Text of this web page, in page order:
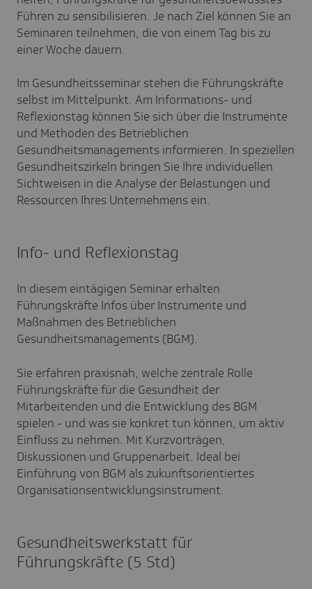
Führen zu sensibilisieren. Je nach Ziel können Sie an
Seminaren teilnehmen, die von einem Tag bis zu
einer Woche dauern.
Im Gesundheitsseminar stehen die Führungskräfte
selbst im Mittelpunkt. Am Informations- und
Reflexionstag können Sie sich über die Instrumente
und Methoden des Betrieblichen
Gesundheitsmanagements informieren. In speziellen
Gesundheitszirkeln bringen Sie Ihre individuellen
Sichtweisen in die Analyse der Belastungen und
Ressourcen Ihres Unternehmens ein.
Info- und Reflexionstag
In diesem eintägigen Seminar erhalten
Führungskräfte Infos über Instrumente und
Maßnahmen des Betrieblichen
Gesundheitsmanagements (BGM).
Sie erfahren praxisnah, welche zentrale Rolle
Führungskräfte für die Gesundheit der
Mitarbeitenden und die Entwicklung des BGM
spielen - und was sie konkret tun können, um aktiv
Einfluss zu nehmen. Mit Kurzvorträgen,
Diskussionen und Gruppenarbeit. Ideal bei
Einführung von BGM als zukunftsorientiertes
Organisationsentwicklungsinstrument.
Gesundheitswerkstatt für
Führungskräfte (5 Std)